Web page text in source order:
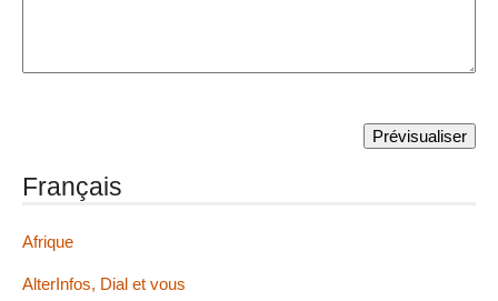
Français
Afrique
AlterInfos, Dial et vous